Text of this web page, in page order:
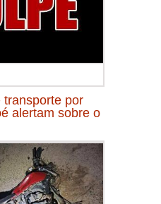
transporte por
alertam sobre o